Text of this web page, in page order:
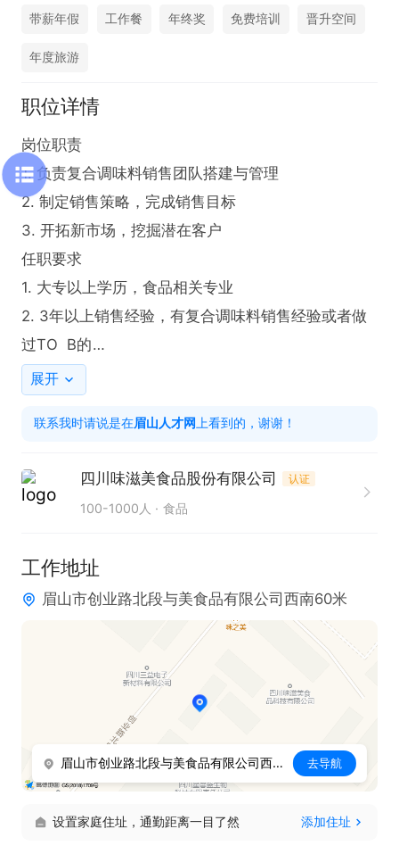
带薪年假 工作餐 年终奖 免费培训 晋升空间
年度旅游
职位详情
岗位职责
1. 负责复合调味料销售团队搭建与管理
2. 制定销售策略，完成销售目标
3. 开拓新市场，挖掘潜在客户
任职要求
1. 大专以上学历，食品相关专业
2. 3年以上销售经验，有复合调味料销售经验或者做
过TO  B的
3. 具备良好沟通、抗压及团队协作能力
展开
联系我时请说是在眉山人才网 上看到的，谢谢！
四川味滋美食品股份有限公司 认证
100-1000人 食品
工作地址
眉山市创业路北段与美食品有限公司西南60米
眉山市创业路北段与美食品有限公司西南60米 去导航
设置家庭住址，通勤距离一目了然 添加住址